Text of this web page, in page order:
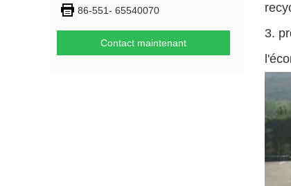
86-551- 65540070
Contact maintenant
3.